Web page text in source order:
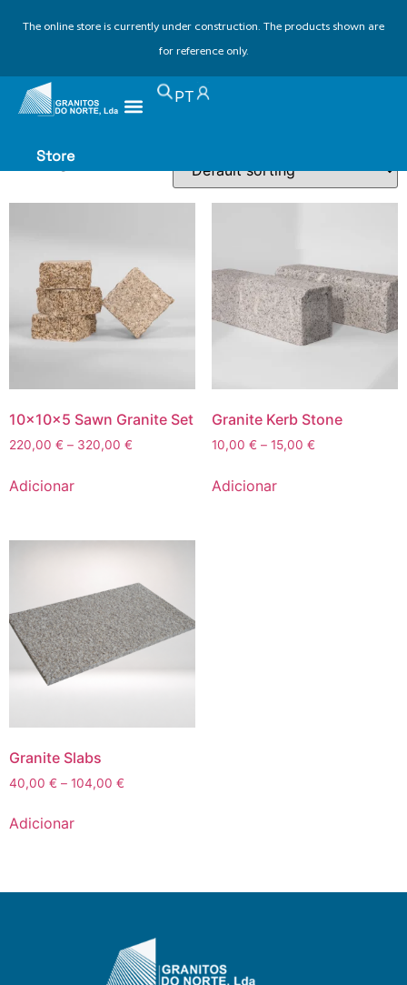
The online store is currently under construction. The products shown are
for reference only.
PT
Store
landscaping stone
Showing all 3 results
10x10x5 Sawn Granite Set
220,00 € – 320,00 €
Adicionar
Granite Kerb Stone
10,00 € – 15,00 €
Adicionar
Granite Slabs
40,00 € – 104,00 €
Adicionar